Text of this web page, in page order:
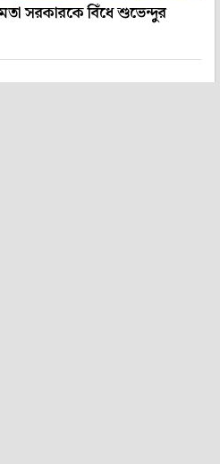
সরকারকে বিঁধে শুভেন্দুর